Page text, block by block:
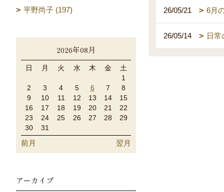
26/05/21 6月
26/05/14 日常
平野尚子 (197)
2026年08月
日 月 火 水 木 金
土
1
2
3 4 5 6 7
8
9
10 11 12 13 14
15
16
17 18 19 20 21
22
23
24 25 26 27 28
29
30
31
前月 翌月
アーカイブ